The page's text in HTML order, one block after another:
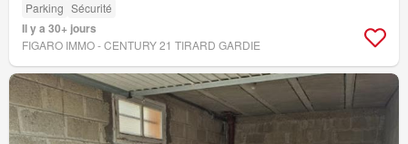
Parking Sécurité
Il y a 30+ jours
FIGARO IMMO - CENTURY 21 TIRARD GARDIE